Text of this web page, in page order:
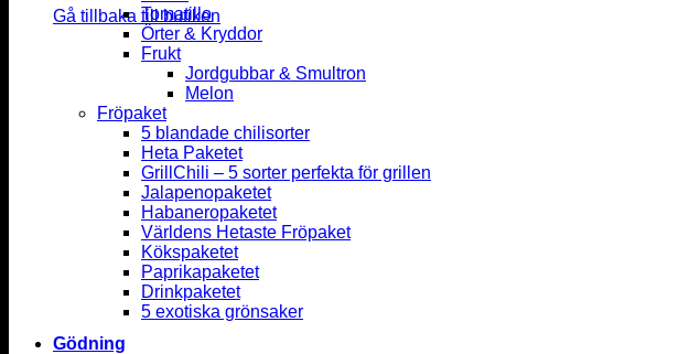
Gå tillbaka till butiken
Tomatillo
Örter & Kryddor
Frukt
Jordgubbar & Smultron
Melon
Fröpaket
5 blandade chilisorter
Heta Paketet
GrillChili – 5 sorter perfekta för grillen
Jalapenopaketet
Habaneropaketet
Världens Hetaste Fröpaket
Kökspaketet
Paprikapaketet
Drinkpaketet
5 exotiska grönsaker
Gödning